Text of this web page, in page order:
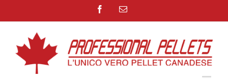
FacebookEmail